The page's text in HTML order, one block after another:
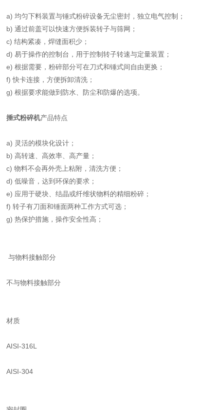
a) 均匀下料装置与锤式粉碎设备无尘密封，独立电气控制；
b) 通过前盖可以快速方便拆装转子与筛网；
c) 结构紧凑，焊缝面积少；
d) 易于操作的控制台，用于控制转子转速与定量装置；
e) 根据需要，粉碎部分可在刀式和锤式间自由更换；
f) 快卡连接，方便拆卸清洗；
g) 根据要求能做到防水、防尘和防爆的选项。
捶式粉碎机产品特点
a) 灵活的模块化设计；
b) 高转速、高效率、高产量；
c) 物料不会再外壳上粘附，清洗方便；
d) 低噪音，达到环保的要求；
e) 应用于硬块、结晶或纤维状物料的精细粉碎；
f) 转子有刀面和锤面两种工作方式可选；
g) 热保护措施，操作安全性高；
与物料接触部分
不与物料接触部分
材质
AISI-316L
AISI-304